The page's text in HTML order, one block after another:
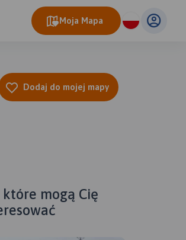
Moja Mapa
Dodaj do mojej mapy
które mogą Cię